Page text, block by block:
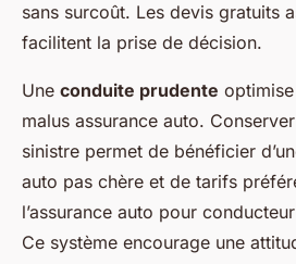
sans surcoût. Les devis gratuits
facilitent la prise de décision.
Une conduite prudente
malus assurance auto.
sinistre permet de bénéficier
auto pas chère et de tarifs
l’assurance auto pour
Ce système encourage une